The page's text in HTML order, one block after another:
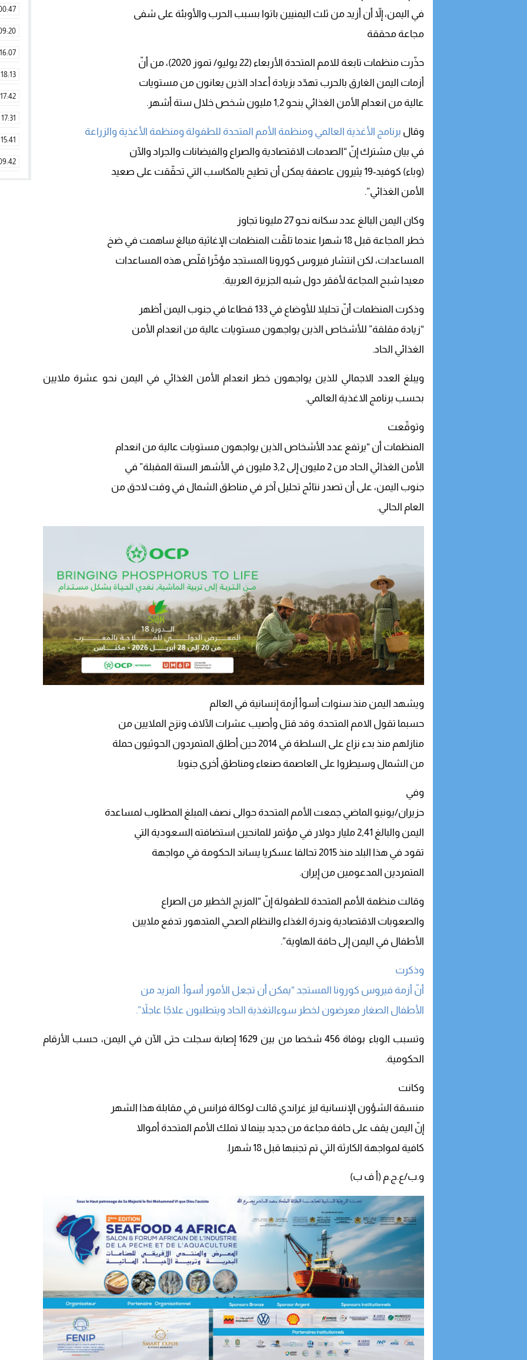
في اليمن، إلاّ أن أزيد من ثلث اليمنيين باتوا بسبب الحرب والأوبئة على شفى
مجاعة محققة
حذّرت منظمات تابعة للامم المتحدة الأربعاء (22 يوليو/ تموز 2020)، من أنّ
أزمات اليمن الغارق بالحرب تهدّد بزيادة أعداد الذين يعانون من مستويات
عالية من انعدام الأمن الغذائي بنحو 1,2 مليون شخص خلال ستة أشهر.
وقال برنامج الأغذية العالمي ومنظمة الأمم المتحدة للطفولة ومنظمة الأغذية والزراعة
في بيان مشترك إنّ “الصدمات الاقتصادية والصراع والفيضانات والجراد والآن
(وباء) كوفيد-19 يثيرون عاصفة يمكن أن تطيح بالمكاسب التي تحقّقت على صعيد
الأمن الغذائي”.
وكان اليمن البالغ عدد سكانه نحو 27 مليونا تجاوز
خطر المجاعة قبل 18 شهرا عندما تلقّت المنظمات الإغاثية مبالغ ساهمت في ضخ
المساعدات، لكن انتشار فيروس كورونا المستجد مؤخّرا قلّص هذه المساعدات
معيدا شبح المجاعة لأفقر دول شبه الجزيرة العربية.
وذكرت المنظمات أنّ تحليلا للأوضاع في 133 قطاعا في جنوب اليمن أظهر
“زيادة مقلقة” للأشخاص الذين يواجهون مستويات عالية من انعدام الأمن
الغذائي الحاد.
ويبلغ العدد الاجمالي للذين يواجهون خطر انعدام الأمن الغذائي في اليمن نحو عشرة ملايين
بحسب برنامج الاغذية العالمي.
وتوقّعت
المنظمات أن “يرتفع عدد الأشخاص الذين يواجهون مستويات عالية من انعدام
الأمن الغذائي الحاد من 2 مليون إلى 3,2 مليون في الأشهر الستة المقبلة” في
جنوب اليمن، على أن تصدر نتائج تحليل آخر في مناطق الشمال في وقت لاحق من
العام الحالي.
ويشهد اليمن منذ سنوات أسوأ أزمة إنسانية في العالم
حسبما تقول الامم المتحدة. وقد قتل وأصيب عشرات الآلاف ونزح الملايين من
منازلهم منذ بدء نزاع على السلطة في 2014 حين أطلق المتمردون الحوثيون حملة
من الشمال وسيطروا على العاصمة صنعاء ومناطق أخرى جنوبا.
وفي
حزيران/يونيو الماضي جمعت الأمم المتحدة حوالى نصف المبلغ المطلوب لمساعدة
اليمن والبالغ 2,41 مليار دولار في مؤتمر للمانحين استضافته السعودية التي
تقود في هذا البلد منذ 2015 تحالفا عسكريا يساند الحكومة في مواجهة
المتمردين المدعومين من إيران.
وقالت منظمة الأمم المتحدة للطفولة إنّ “المزيج الخطير من الصراع
والصعوبات الاقتصادية وندرة الغذاء والنظام الصحي المتدهور تدفع ملايين
الأطفال في اليمن إلى حافة الهاوية”.
وذكرت
أنّ أزمة فيروس كورونا المستجد “يمكن أن تجعل الأمور أسوأ. المزيد من
الأطفال الصغار معرضون لخطر سوءالتغذية الحاد ويتطلبون علاجًا عاجلاً”.
وتسبب الوباء بوفاة 456 شخصا من بين 1629 إصابة سجلت حتى الآن في اليمن، حسب الأرقام
الحكومية.
وكانت
منسقة الشؤون الإنسانية ليز غراندي قالت لوكالة فرانس في مقابلة هذا الشهر
إنّ اليمن يقف على حافة مجاعة من جديد بينما لا تملك الأمم المتحدة أموالا
كافية لمواجهة الكارثة التي تم تجنبها قبل 18 شهرا.
و.ب/ع.ج.م (أ ف ب)
16:07
18:13
17:42
17:31
15:41